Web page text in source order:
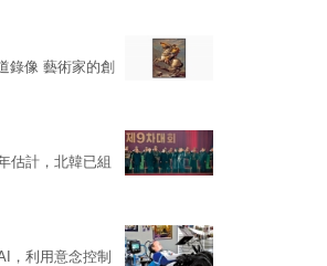
像 藝術家的創
估計，北韓已組
，利用意念控制